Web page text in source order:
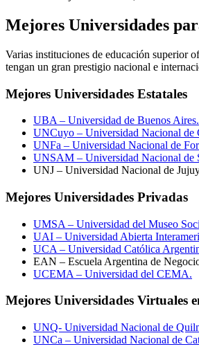
Mejores Universidades
Varias instituciones de educación superior
tengan un gran prestigio nacional e
Mejores Universidades Estatales
UBA – Universidad de Buenos Aires.
UNCuyo – Universidad Nacional de
UNFa – Universidad Nacional de
UNSAM – Universidad Nacional de
UNJ – Universidad Nacional de
Mejores Universidades Privadas
UMSA – Universidad del Museo
UAI – Universidad Abierta
UCA – Universidad Católica
EAN – Escuela Argentina de
UCEMA – Universidad del CEMA.
Mejores Universidades Virtuales
UNQ- Universidad Nacional de
UNCa – Universidad Nacional de